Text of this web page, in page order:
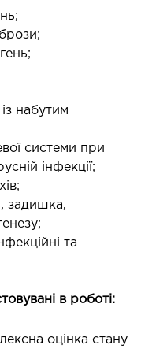
без
набутим
системи при
інфекції;
задишка,
та
в роботі:
оцінка стану